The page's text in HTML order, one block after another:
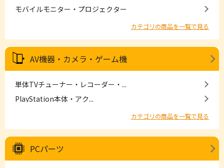
モバイルモニター・プロジェクター
カテゴリの商品を一覧で見る
AV機器・カメラ・ゲーム機
単体TVチューナー・レコーダー・...
PlayStation本体・アク...
カテゴリの商品を一覧で見る
PCパーツ